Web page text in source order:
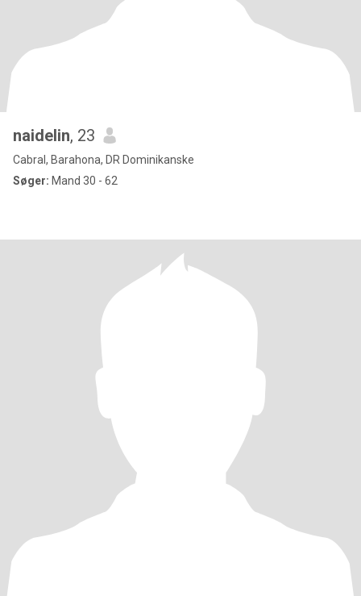
naidelin, 23
Cabral, Barahona, DR Dominikanske
Søger: Mand 30 - 62